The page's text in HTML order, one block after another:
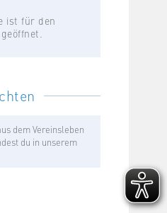
ist für den
dem Vereinsleben
du in unserem